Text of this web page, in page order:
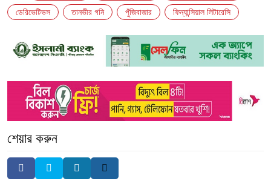
ডেরিভেটিভস তানভীর গনি পুঁজিবাজার ফিন্যান্সিয়াল লিটারেসি
শেয়ার করুন